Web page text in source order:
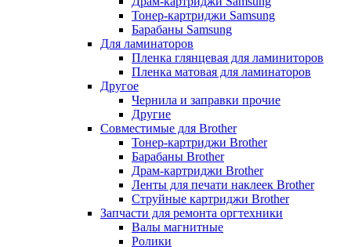
Тонер-картриджи Samsung
Барабаны Samsung
Для ламинаторов
Пленка глянцевая для ламиниторов
Пленка матовая для ламинаторов
Другое
Чернила и заправки прочие
Другие
Совместимые для Brother
Тонер-картриджи Brother
Барабаны Brother
Драм-картриджи Brother
Ленты для печати наклеек Brother
Струйные картриджи Brother
Запчасти для ремонта оргтехники
Валы магнитные
Ролики